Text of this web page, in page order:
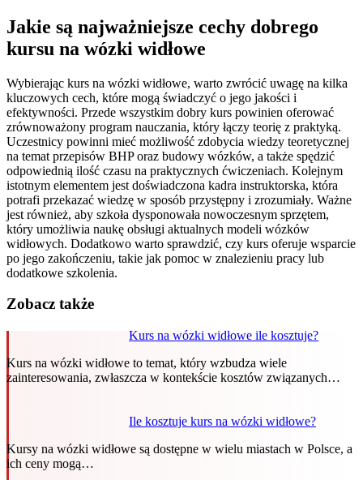
Jakie są najważniejsze cechy dobrego
kursu na wózki widłowe
Wybierając kurs na wózki widłowe, warto zwrócić uwagę na kilka
kluczowych cech, które mogą świadczyć o jego jakości i
efektywności. Przede wszystkim dobry kurs powinien oferować
zrównoważony program nauczania, który łączy teorię z praktyką.
Uczestnicy powinni mieć możliwość zdobycia wiedzy teoretycznej
na temat przepisów BHP oraz budowy wózków, a także spędzić
odpowiednią ilość czasu na praktycznych ćwiczeniach. Kolejnym
istotnym elementem jest doświadczona kadra instruktorska, która
potrafi przekazać wiedzę w sposób przystępny i zrozumiały. Ważne
jest również, aby szkoła dysponowała nowoczesnym sprzętem,
który umożliwia naukę obsługi aktualnych modeli wózków
widłowych. Dodatkowo warto sprawdzić, czy kurs oferuje wsparcie
po jego zakończeniu, takie jak pomoc w znalezieniu pracy lub
dodatkowe szkolenia.
Zobacz także
Kurs na wózki widłowe ile kosztuje?
Kurs na wózki widłowe to temat, który wzbudza wiele
zainteresowania, zwłaszcza w kontekście kosztów związanych…
Ile kosztuje kurs na wózki widłowe?
Kursy na wózki widłowe są dostępne w wielu miastach w Polsce, a
ich ceny mogą…